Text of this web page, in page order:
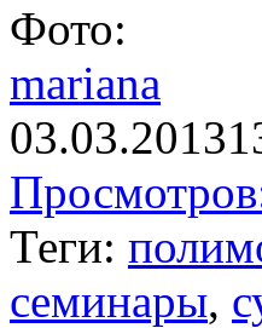
Фото:
mariana
03.03.2013
Теги:
семинары,